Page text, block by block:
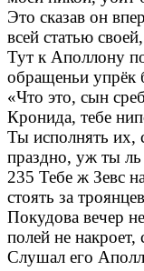
Это сказав он
всей статью своей,
Тут к Аполлону
обращеньи упрёк
«Что это, сын
Кронида, тебе
Ты исполнять их,
праздно, уж ты
235 Тебе ж Зевс
стоять за
Покудова вечер
полей не накроет,
Слушал его